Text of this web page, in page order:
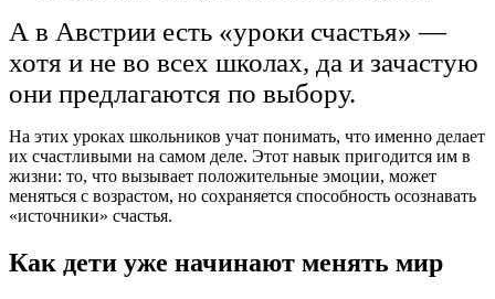
А в Австрии есть «уроки счастья» —
хотя и не во всех школах, да и зачастую
они предлагаются по выбору.
На этих уроках школьников учат понимать, что именно делает
их счастливыми на самом деле. Этот навык пригодится им в
жизни: то, что вызывает положительные эмоции, может
меняться с возрастом, но сохраняется способность осознавать
«источники» счастья.
Как дети уже начинают менять мир